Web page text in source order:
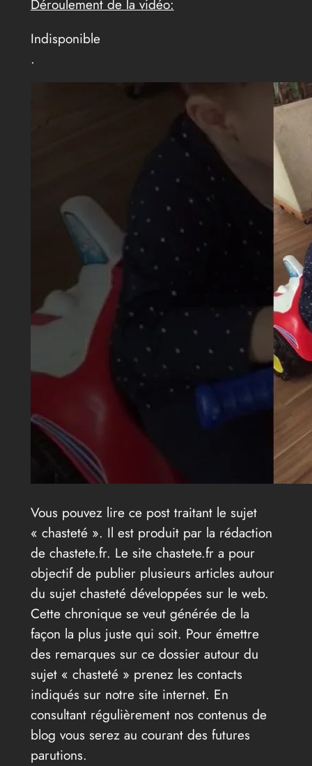
Déroulement de la vidéo:
Indisponible
.
Vous pouvez lire ce post traitant le sujet
« chasteté ». Il est produit par la rédaction
de chastete.fr. Le site chastete.fr a pour
objectif de publier plusieurs articles autour
du sujet chasteté développées sur le web.
Cette chronique se veut générée de la
façon la plus juste qui soit. Pour émettre
des remarques sur ce dossier autour du
sujet « chasteté » prenez les contacts
indiqués sur notre site internet. En
consultant régulièrement nos contenus de
blog vous serez au courant des futures
parutions.